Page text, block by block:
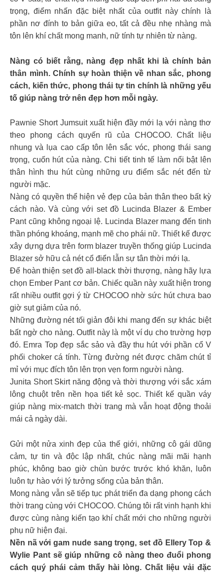
trọng, điểm nhấn đặc biệt nhất của outfit này chính là
phần nơ đính to bản giữa eo, tất cả đều nhẹ nhàng mà
tôn lên khí chất mong manh, nữ tính tự nhiên từ nàng.
Nàng có biết rằng, nàng đẹp nhất khi là chính bản
thân mình. Chính sự hoàn thiện về nhan sắc, phong
cách, kiến thức, phong thái tự tin chính là những yếu
tố giúp nàng trở nên đẹp hơn mỗi ngày.
Pawnie Short Jumsuit xuất hiện đầy mới lạ với nàng thơ
theo phong cách quyến rũ của CHOCOO. Chất liệu
nhung và lụa cao cấp tôn lên sắc vóc, phong thái sang
trọng, cuốn hút của nàng. Chi tiết tinh tế làm nổi bật lên
thân hình thu hút cùng những ưu điểm sắc nét đến từ
người mặc.
Nàng có quyền thể hiện vẻ đẹp của bản thân theo bất kỳ
cách nào. Và cùng với set đồ Lucinda Blazer & Ember
Pant cũng không ngoại lệ. Lucinda Blazer mang đến tinh
thần phóng khoáng, mạnh mẽ cho phái nữ. Thiết kế được
xây dựng dựa trên form blazer truyền thống giúp Lucinda
Blazer sở hữu cả nét cổ điển lẫn sự tân thời mới lạ.
Để hoàn thiện set đồ all-black thời thượng, nàng hãy lựa
chọn Ember Pant cơ bản. Chiếc quần này xuất hiện trong
rất nhiều outfit gợi ý từ CHOCOO nhờ sức hút chưa bao
giờ sụt giảm của nó.
Những đường nét tối giản đôi khi mang đến sự khác biệt
bất ngờ cho nàng. Outfit này là một ví dụ cho trường hợp
đó. Emra Top đẹp sắc sảo và đầy thu hút với phần cổ V
phối choker cá tính. Từng đường nét được chăm chút tỉ
mỉ với mục đích tôn lên trọn vẹn form người nàng.
Junita Short Skirt năng động và thời thượng với sắc xám
lông chuột trên nền họa tiết kẻ sọc. Thiết kế quần váy
giúp nàng mix-match thời trang mà vẫn hoạt động thoải
mái cả ngày dài.
Gửi một nửa xinh đẹp của thế giới, những cô gái dũng
cảm, tự tin và độc lập nhất, chúc nàng mãi mãi hạnh
phúc, không bao giờ chùn bước trước khó khăn, luôn
luôn tự hào với lý tưởng sống của bản thân.
Mong nàng vẫn sẽ tiếp tục phát triển đa dạng phong cách
thời trang cùng với CHOCOO. Chúng tôi rất vinh hạnh khi
được cùng nàng kiến tạo khí chất mới cho những người
phụ nữ hiện đại.
Nền nã với gam nude sang trọng, set đồ Ellery Top &
Wylie Pant sẽ giúp những cô nàng theo đuổi phong
cách quý phái cảm thấy hài lòng. Chất liệu vải đặc